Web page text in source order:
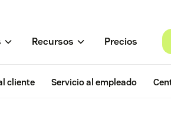
Recursos Precios
cliente Servicio al empleado